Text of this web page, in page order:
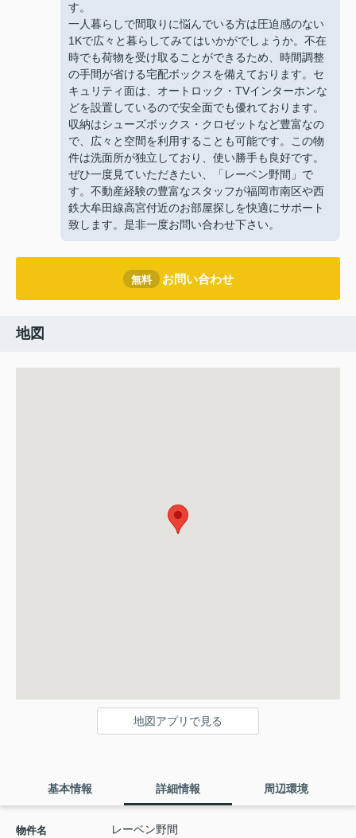
す。
一人暮らしで間取りに悩んでいる方は圧迫感のない
1Kで広々と暮らしてみてはいかがでしょうか。不在
時でも荷物を受け取ることができるため、時間調整
の手間が省ける宅配ボックスを備えております。セ
キュリティ面は、オートロック・TVインターホンな
どを設置しているので安全面でも優れております。
収納はシューズボックス・クロゼットなど豊富なの
で、広々と空間を利用することも可能です。この物
件は洗面所が独立しており、使い勝手も良好です。
ぜひ一度見ていただきたい、「レーベン野間」で
す。不動産経験の豊富なスタッフが福岡市南区や西
鉄大牟田線高宮付近のお部屋探しを快適にサポート
致します。是非一度お問い合わせ下さい。
無料 お問い合わせ
地図
地図アプリで見る
基本情報 詳細情報 周辺環境
物件名 レーベン野間